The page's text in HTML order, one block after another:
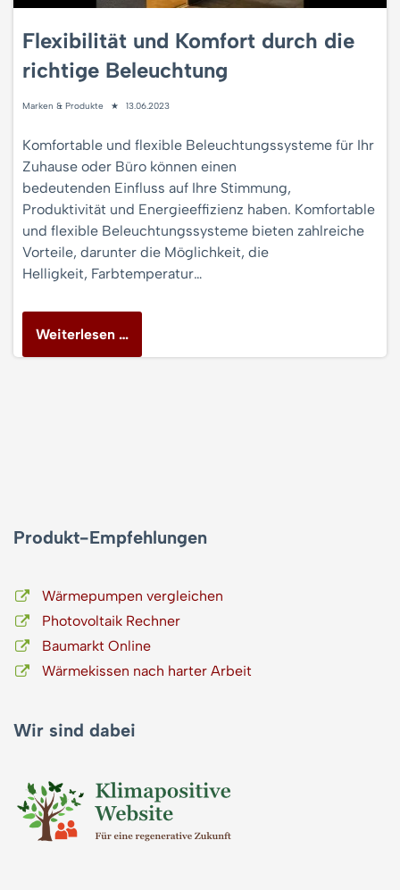
Flexibilität und Komfort durch die
richtige Beleuchtung
Marken & Produkte 13.06.2023
Komfortable und flexible Beleuchtungssysteme für Ihr
Zuhause oder Büro können einen
bedeutenden Einfluss auf Ihre Stimmung,
Produktivität und Energieeffizienz haben. Komfortable
und flexible Beleuchtungssysteme bieten zahlreiche
Vorteile, darunter die Möglichkeit, die
Helligkeit, Farbtemperatur…
Weiterlesen …
Produkt-Empfehlungen
Wärmepumpen vergleichen
Photovoltaik Rechner
Baumarkt Online
Wärmekissen nach harter Arbeit
Wir sind dabei